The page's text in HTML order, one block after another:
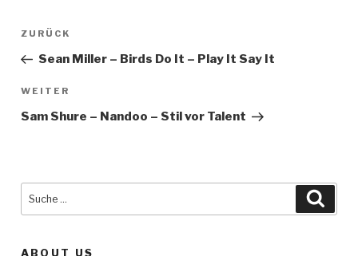
Beitragsnavigation
Vorheriger
Beitrag
ZURÜCK
Sean Miller – Birds Do It – Play It Say It
Nächster
Beitrag
WEITER
Sam Shure – Nandoo – Stil vor Talent
ABOUT US